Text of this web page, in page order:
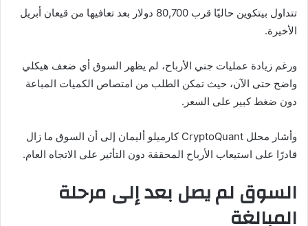
تتداول بيتكوين حاليًا قرب 80,700 دولار بعد تعافيها من قيعان أبريل
الأخيرة.
ورغم زيادة عمليات جني الأرباح، لم يظهر السوق أي ضعف هيكلي
واضح حتى الآن، حيث تمكن الطلب من امتصاص الكميات المباعة
دون ضغط كبير على السعر.
وأشار محلل CryptoQuant كارميلو أليمان إلى أن السوق ما زال
قادرًا على استيعاب الأرباح المحققة دون التأثير على الاتجاه العام.
السوق لم يصل بعد إلى مرحلة
المبالغة